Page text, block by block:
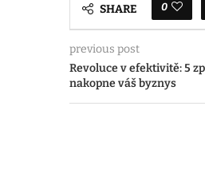
SHARE 0
previous post
Revoluce v efektivitě: 5
nakopne váš byznys